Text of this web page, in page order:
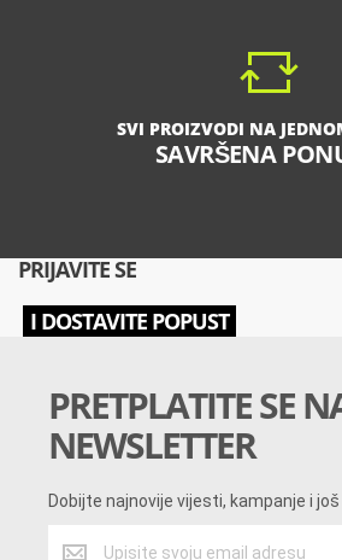
SVI PROIZVODI NA
SAVRŠENA
PRIJAVITE SE
I DOSTAVITE POPUST
PRETPLATITE SE
NEWSLETTER
Dobijte najnovije vijesti, kampanje i